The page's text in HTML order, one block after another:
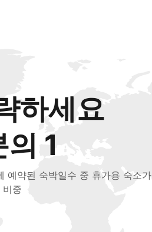
하세요
1
예약된 숙박일수 중 휴가용 숙소가
비중